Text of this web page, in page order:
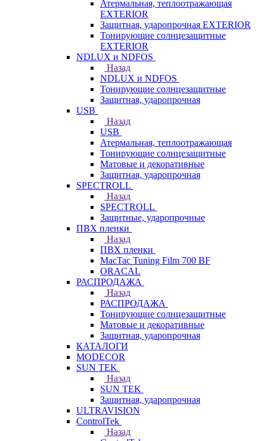
Атермальная, теплоотражающая
EXTERIOR
Защитная, ударопрочная EXTERIOR
Тонирующие солнцезащитные
EXTERIOR
NDLUX и NDFOS
Назад
NDLUX и NDFOS
Тонирующие солнцезащитные
Защитная, ударопрочная
USB
Назад
USB
Атермальная, теплоотражающая
Тонирующие солнцезащитные
Матовые и декоративные
Защитная, ударопрочная
SPECTROLL
Назад
SPECTROLL
Защитные, ударопрочные
ПВХ пленки
Назад
ПВХ пленки
MacTac Tuning Film 700 BF
ORACAL
РАСПРОДАЖА
Назад
РАСПРОДАЖА
Тонирующие солнцезащитные
Матовые и декоративные
Защитная, ударопрочная
КАТАЛОГИ
MODECOR
SUN TEK
Назад
SUN TEK
Защитная, ударопрочная
ULTRAVISION
ControlTek
Назад